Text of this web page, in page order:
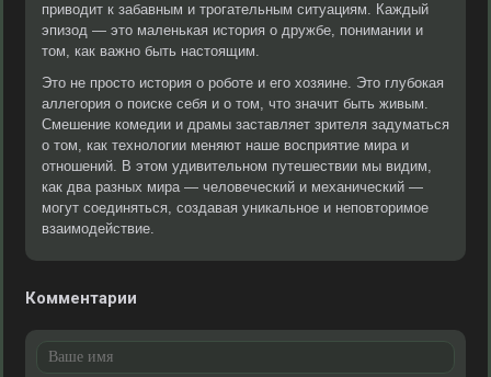
приводит к забавным и трогательным ситуациям. Каждый
эпизод — это маленькая история о дружбе, понимании и
том, как важно быть настоящим.
Это не просто история о роботе и его хозяине. Это глубокая
аллегория о поиске себя и о том, что значит быть живым.
Смешение комедии и драмы заставляет зрителя задуматься
о том, как технологии меняют наше восприятие мира и
отношений. В этом удивительном путешествии мы видим,
как два разных мира — человеческий и механический —
могут соединяться, создавая уникальное и неповторимое
взаимодействие.
Комментарии